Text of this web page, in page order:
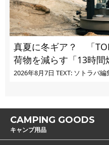
真夏に冬ギア？ 「
荷物を減らす「13時
2026年8月7日 TEXT: ソトラバ編
CAMPING GOODS
キャンプ用品